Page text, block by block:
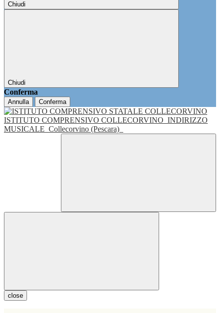
Chiudi
Chiudi
Conferma
Annulla Conferma
ISTITUTO COMPRENSIVO COLLECORVINO INDIRIZZO
MUSICALE Collecorvino (Pescara)
close